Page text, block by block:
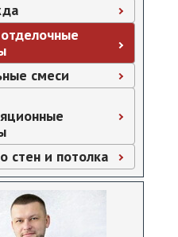
смеси
стен и потолка